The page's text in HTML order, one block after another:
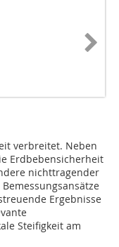
verbreitet. Neben
Erdbebensicherheit
nichttragender
Ergebnisse
Steifigkeit am